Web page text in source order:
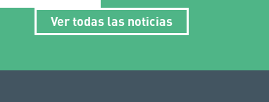
Ver todas las noticias